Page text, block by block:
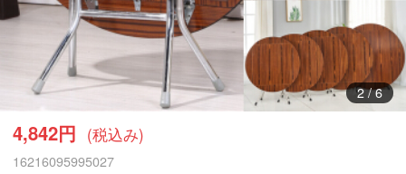
3/6
4,842円 (税込み)
16216095995027